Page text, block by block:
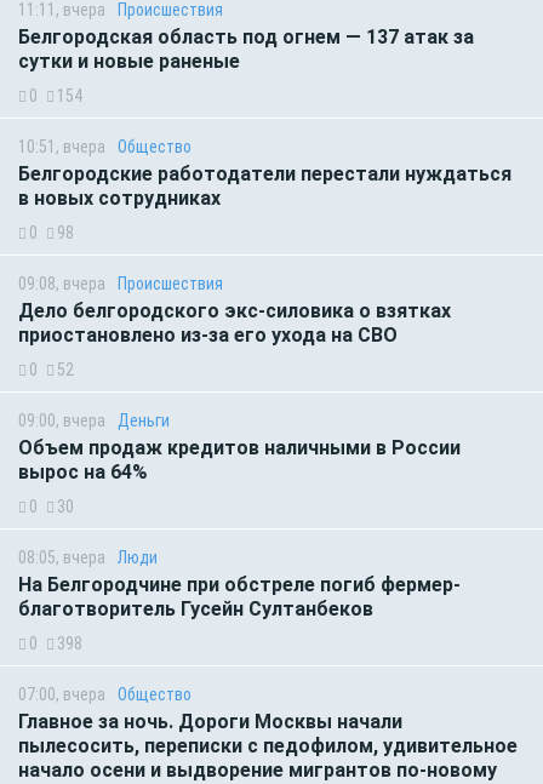
11:11, вчера Происшествия
Белгородская область под огнем — 137 атак за
сутки и новые раненые
0 154
10:51, вчера Общество
Белгородские работодатели перестали нуждаться
в новых сотрудниках
0 98
09:08, вчера Происшествия
Дело белгородского экс-силовика о взятках
приостановлено из-за его ухода на СВО
0 52
09:00, вчера Деньги
Объем продаж кредитов наличными в России
вырос на 64%
0 30
08:05, вчера Люди
На Белгородчине при обстреле погиб фермер-
благотворитель Гусейн Султанбеков
0 398
07:00, вчера Общество
Главное за ночь. Дороги Москвы начали
пылесосить, переписки с педофилом, удивительное
начало осени и выдворение мигрантов по-новому